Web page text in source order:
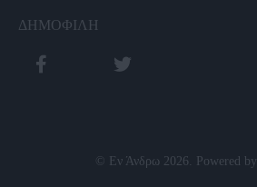
ΔΗΜΟΦΙΛΗ
© Εν Άνδρω 2026. Powered by